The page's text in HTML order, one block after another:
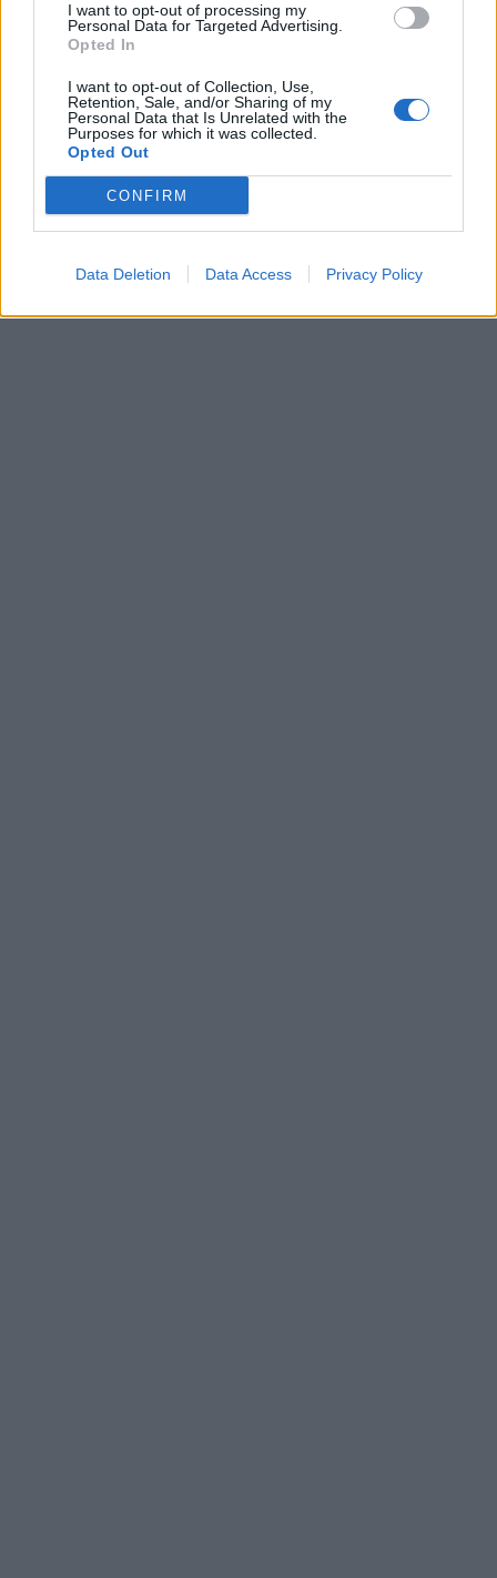
I want to opt-out of processing my
Personal Data for Targeted Advertising.
Opted In
I want to opt-out of Collection, Use,
Retention, Sale, and/or Sharing of my
Personal Data that Is Unrelated with the
Purposes for which it was collected.
Opted Out
CONFIRM
Data Deletion Data Access Privacy Policy